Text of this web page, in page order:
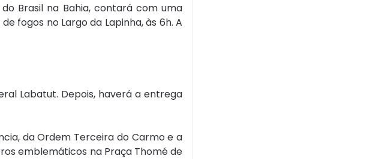
Brasil na Bahia, contará com uma
fogos no Largo da Lapinha, às 6h. A
Labatut. Depois, haverá a entrega
da Ordem Terceira do Carmo e a
emblemáticos na Praça Thomé de